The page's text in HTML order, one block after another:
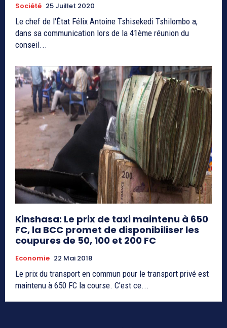
Société 25 Juillet 2020
Le chef de l'État Félix Antoine Tshisekedi Tshilombo a,
dans sa communication lors de la 41ème réunion du
conseil...
Kinshasa: Le prix de taxi maintenu à 650
FC, la BCC promet de disponibiliser les
coupures de 50, 100 et 200 FC
Economie 22 Mai 2018
Le prix du transport en commun pour le transport privé est
maintenu à 650 FC la course. C’est ce...